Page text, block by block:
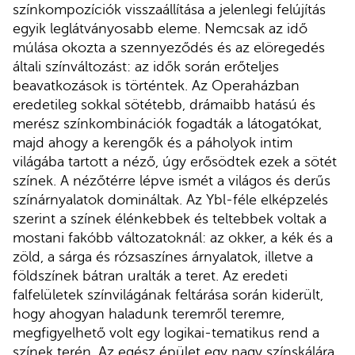
színkompozíciók visszaállítása a jelenlegi felújítás
egyik leglátványosabb eleme. Nemcsak az idő
múlása okozta a szennyeződés és az elöregedés
általi színváltozást: az idők során erőteljes
beavatkozások is történtek. Az Operaházban
eredetileg sokkal sötétebb, drámaibb hatású és
merész színkombinációk fogadták a látogatókat,
majd ahogy a kerengők és a páholyok intim
világába tartott a néző, úgy erősödtek ezek a sötét
színek. A nézőtérre lépve ismét a világos és derűs
színárnyalatok domináltak. Az Ybl-féle elképzelés
szerint a színek élénkebbek és teltebbek voltak a
mostani fakóbb változatoknál: az okker, a kék és a
zöld, a sárga és rózsaszínes árnyalatok, illetve a
földszínek bátran uralták a teret. Az eredeti
falfelületek színvilágának feltárása során kiderült,
hogy ahogyan haladunk teremről teremre,
megfigyelhető volt egy logikai-tematikus rend a
színek terén. Az egész épület egy nagy színskálára